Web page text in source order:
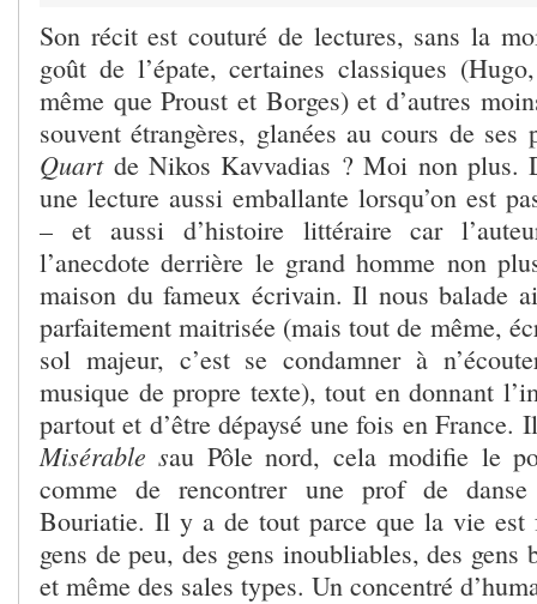
Son récit est couturé de lectures, sans la
goût de l’épate, certaines classiques
même que Proust et Borges) et d’autres
souvent étrangères, glanées au cours de
Quartde Nikos Kavvadias ? Moi non plus.
une lecture aussi emballante lorsqu’on est
– et aussi d’histoire littéraire car
l’anecdote derrière le grand homme non
maison du fameux écrivain. Il nous balade
parfaitement maitrisée (mais tout de même,
sol majeur, c’est se condamner à
musique de propre texte), tout en donnant
partout et d’être dépaysé une fois en
Misérable sau Pôle nord, cela modifie le
comme de rencontrer une prof de
Bouriatie. Il y a de tout parce que la vie est
gens de peu, des gens inoubliables, des gens
et même des sales types. Un concentré